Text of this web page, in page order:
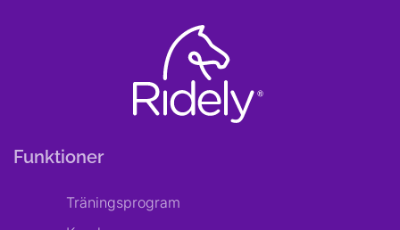
Funktioner
Träningsprogram